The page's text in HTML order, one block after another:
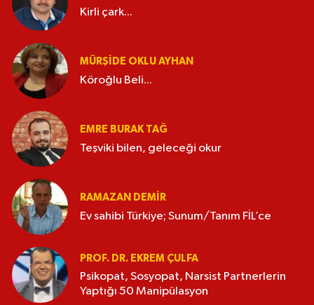
Kirli çark...
MÜRŞIDE OKLU AYHAN
Köroğlu Beli...
EMRE BURAK TAĞ
Teşviki bilen, geleceği okur
RAMAZAN DEMİR
Ev sahibi Türkiye; Sunum/Tanım FİL’ce
PROF. DR. EKREM ÇULFA
Psikopat, Sosyopat, Narsist Partnerlerin
Yaptığı 50 Manipülasyon